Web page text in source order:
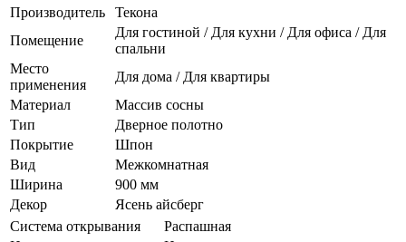
Производитель
Текона
Помещение
Для гостиной / Для кухни / Для офиса / Для
спальни
Место
применения
Для дома / Для квартиры
Материал
Массив сосны
Тип
Дверное полотно
Покрытие
Шпон
Вид
Межкомнатная
Ширина
900 мм
Декор
Ясень айсберг
Система открывания
Распашная